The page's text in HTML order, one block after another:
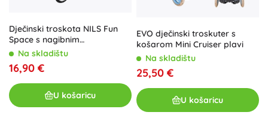
Dječinski troskota NILS Fun
Space s nagibnim
upravljanjem
Na skladištu
16,90 €
U košaricu
EVO dječinski troskuter s
košarom Mini Cruiser plavi
Na skladištu
25,50 €
U košaricu